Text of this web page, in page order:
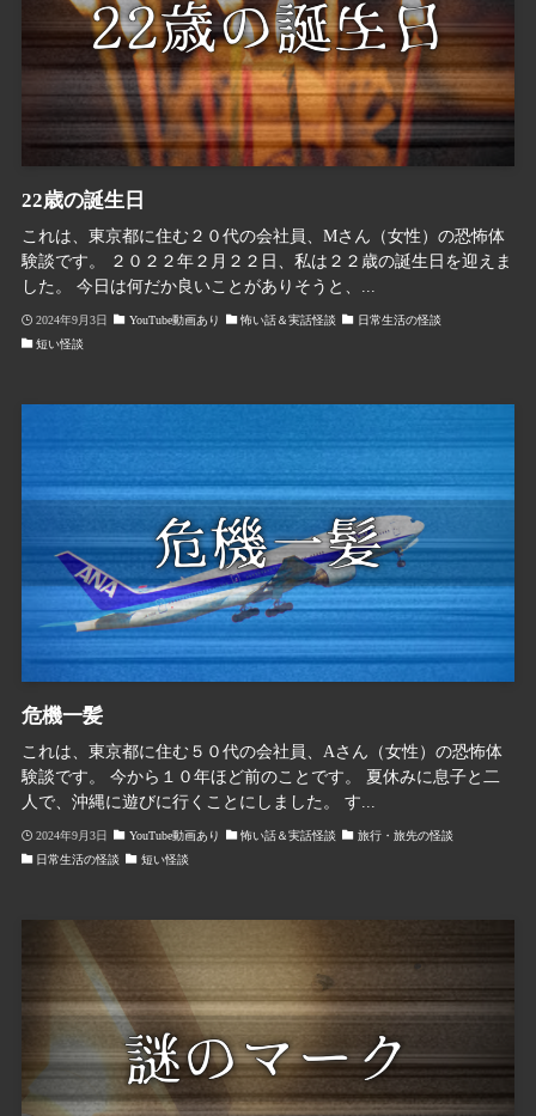
22歳の誕生日
これは、東京都に住む２０代の会社員、Mさん（女性）の恐怖体
験談です。 ２０２２年２月２２日、私は２２歳の誕生日を迎えま
した。 今日は何だか良いことがありそうと、...
2024年9月3日 YouTube動画あり 怖い話＆実話怪談
日常生活の怪談
短い怪談
危機一髪
これは、東京都に住む５０代の会社員、Aさん（女性）の恐怖体
験談です。 今から１０年ほど前のことです。 夏休みに息子と二
人で、沖縄に遊びに行くことにしました。 す...
2024年9月3日 YouTube動画あり 怖い話＆実話怪談
旅行・旅先の怪談
日常生活の怪談
短い怪談